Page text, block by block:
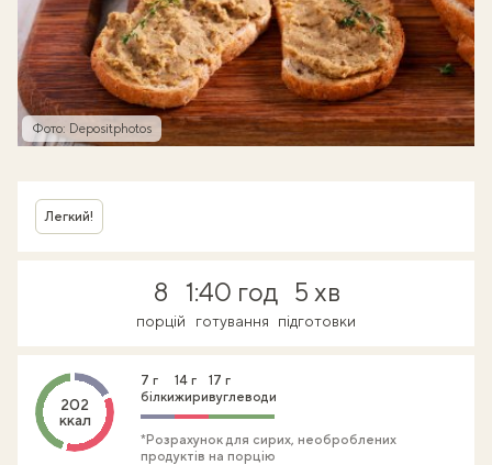
Фото: Depositphotos
Легкий!
8
порцій
1:40 год
готування
5 хв
підготовки
202
ккал
7 г
білки
14 г
жири
17 г
вуглеводи
*Розрахунок для сирих, необроблених
продуктів на порцію